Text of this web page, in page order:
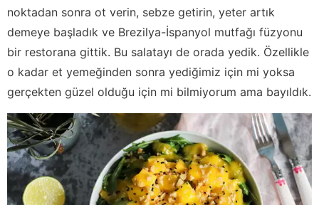
noktadan sonra ot verin, sebze getirin, yeter artık
demeye başladık ve Brezilya-İspanyol mutfağı füzyonu
bir restorana gittik. Bu salatayı de orada yedik. Özellikle
o kadar et yemeğinden sonra yediğimiz için mi yoksa
gerçekten güzel olduğu için mi bilmiyorum ama bayıldık.